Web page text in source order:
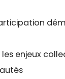
enjeux